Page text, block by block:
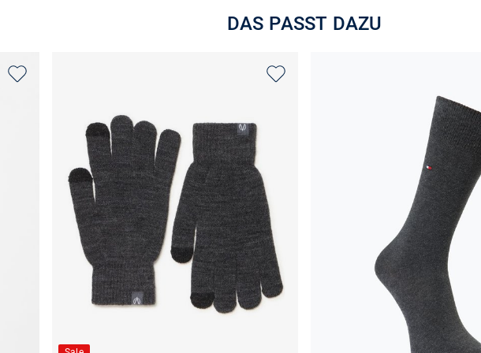
DAS PASST DAZU